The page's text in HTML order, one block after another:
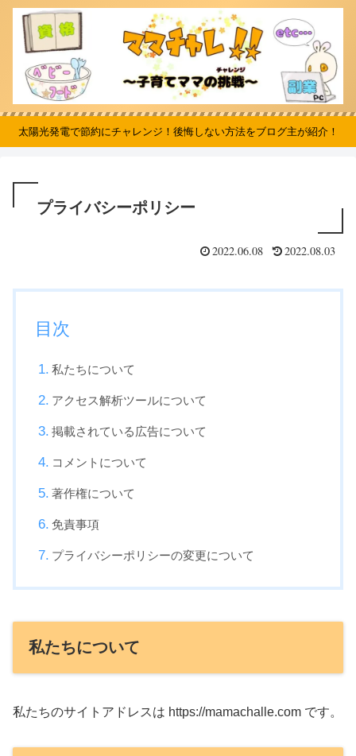
太陽光発電で節約にチャレンジ！後悔しない方法をブログ主が紹介！
プライバシーポリシー
2022.06.08 2022.08.03
目次
私たちについて
アクセス解析ツールについて
掲載されている広告について
コメントについて
著作権について
免責事項
プライバシーポリシーの変更について
私たちについて
私たちのサイトアドレスは https://mamachalle.com です。